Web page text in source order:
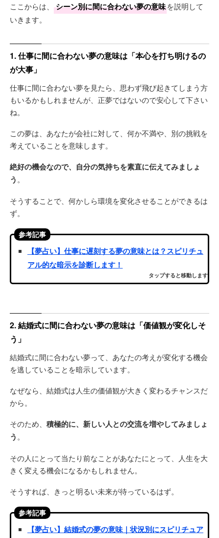
ここからは、 シーン別に間に合わない夢の意味を説明して
いきます。
1. 仕事に間に合わない夢の意味は「本心を打ち明けるの
が大事」
仕事に間に合わない夢を見たら、思わず飛び起きてしまう方
もいるかもしれませんが、正夢ではないので安心して下さい
ね。
この夢は、あなたが会社に対して、何か不満や、別の挑戦を
考えていることを意味します。
絶好の機会なので、自分の気持ちを素直に伝えてみましょ
う 。
そうすることで、何かしら環境を変化させることができるは
ず。
参考記事
【夢占い】仕事に遅刻する夢の意味とは？スピリチュ
アル的な暗示を診断します！
タップすると移動します
2. 結婚式に間に合わない夢の意味は「価値観が変化しそ
う」
結婚式に間に合わない夢って、あなたの考えが変化する機会
を逃していることを暗示しています。
なぜなら、結婚式は人生の価値観が大きく変わるチャンスだ
から。
そのため、 積極的に、新しい人との交流を増やしてみましょ
う 。
その人にとって当たり前なことがあなたにとって、人生を大
きく変える機会になるかもしれません。
そうすれば、きっと明るい未来が待っているはず。
参考記事
【夢占い】結婚式の夢の意味｜状況別にスピリチュア